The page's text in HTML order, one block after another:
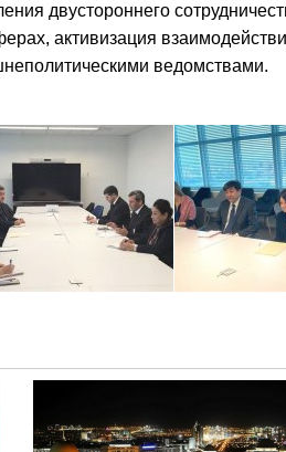
двустороннего
активизация
ведомствами.